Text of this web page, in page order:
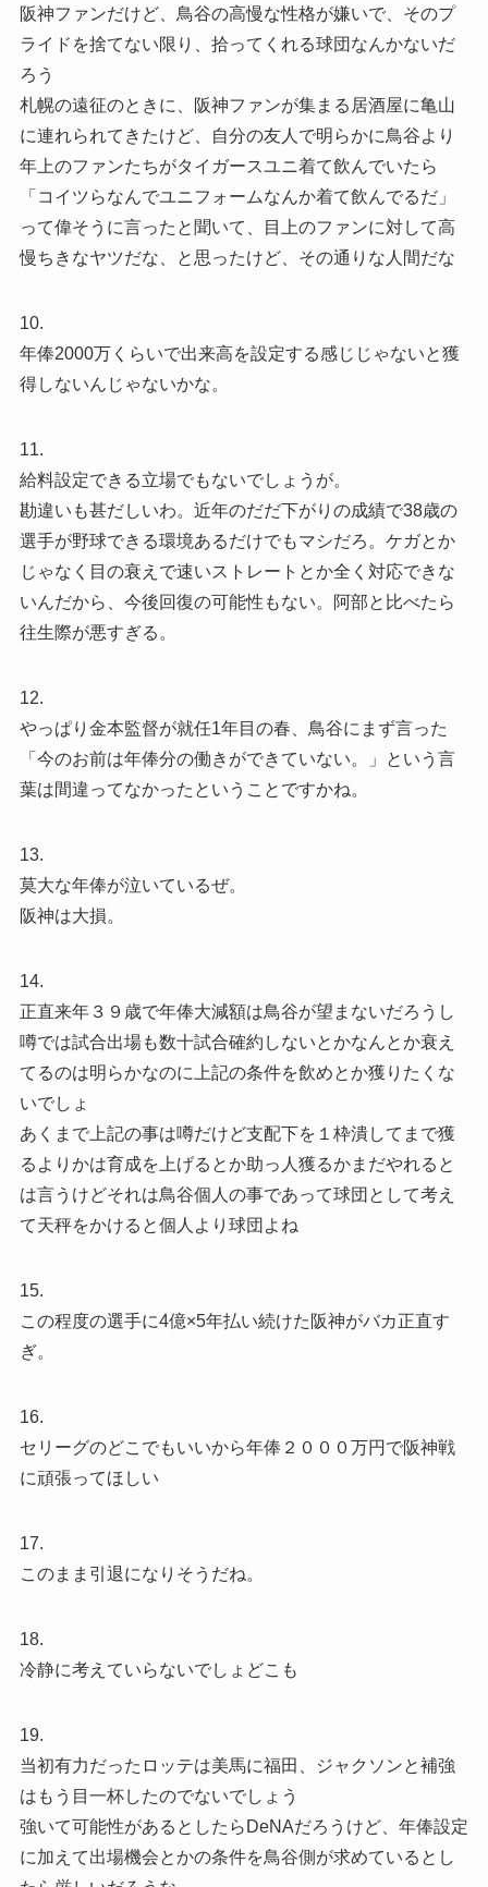
阪神ファンだけど、鳥谷の高慢な性格が嫌いで、そのプ
ライドを捨てない限り、拾ってくれる球団なんかないだ
ろう
札幌の遠征のときに、阪神ファンが集まる居酒屋に亀山
に連れられてきたけど、自分の友人で明らかに鳥谷より
年上のファンたちがタイガースユニ着て飲んでいたら
「コイツらなんでユニフォームなんか着て飲んでるだ」
って偉そうに言ったと聞いて、目上のファンに対して高
慢ちきなヤツだな、と思ったけど、その通りな人間だな
10.
年俸2000万くらいで出来高を設定する感じじゃないと獲
得しないんじゃないかな。
11.
給料設定できる立場でもないでしょうが。
勘違いも甚だしいわ。近年のだだ下がりの成績で38歳の
選手が野球できる環境あるだけでもマシだろ。ケガとか
じゃなく目の衰えで速いストレートとか全く対応できな
いんだから、今後回復の可能性もない。阿部と比べたら
往生際が悪すぎる。
12.
やっぱり金本監督が就任1年目の春、鳥谷にまず言った
「今のお前は年俸分の働きができていない。」という言
葉は間違ってなかったということですかね。
13.
莫大な年俸が泣いているぜ。
阪神は大損。
14.
正直来年３９歳で年俸大減額は鳥谷が望まないだろうし
噂では試合出場も数十試合確約しないとかなんとか衰え
てるのは明らかなのに上記の条件を飲めとか獲りたくな
いでしょ
あくまで上記の事は噂だけど支配下を１枠潰してまで獲
るよりかは育成を上げるとか助っ人獲るかまだやれると
は言うけどそれは鳥谷個人の事であって球団として考え
て天秤をかけると個人より球団よね
15.
この程度の選手に4億×5年払い続けた阪神がバカ正直す
ぎ。
16.
セリーグのどこでもいいから年俸２０００万円で阪神戦
に頑張ってほしい
17.
このまま引退になりそうだね。
18.
冷静に考えていらないでしょどこも
19.
当初有力だったロッテは美馬に福田、ジャクソンと補強
はもう目一杯したのでないでしょう
強いて可能性があるとしたらDeNAだろうけど、年俸設定
に加えて出場機会とかの条件を鳥谷側が求めているとし